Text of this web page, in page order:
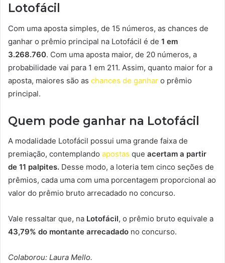
Lotofácil
Com uma aposta simples, de 15 números, as chances de
ganhar o prêmio principal na Lotofácil é de 1 em
3.268.760. Com uma aposta maior, de 20 números, a
probabilidade vai para 1 em 211. Assim, quanto maior for a
aposta, maiores são as chances de ganhar o prêmio
principal.
Quem pode ganhar na Lotofácil
A modalidade Lotofácil possui uma grande faixa de
premiação, contemplando apostas que acertam a partir
de 11 palpites. Desse modo, a loteria tem cinco seções de
prêmios, cada uma com uma porcentagem proporcional ao
valor do prêmio bruto arrecadado no concurso.
Vale ressaltar que, na Lotofácil, o prêmio bruto equivale a
43,79% do montante arrecadado no concurso.
Colaborou: Laura Mello.